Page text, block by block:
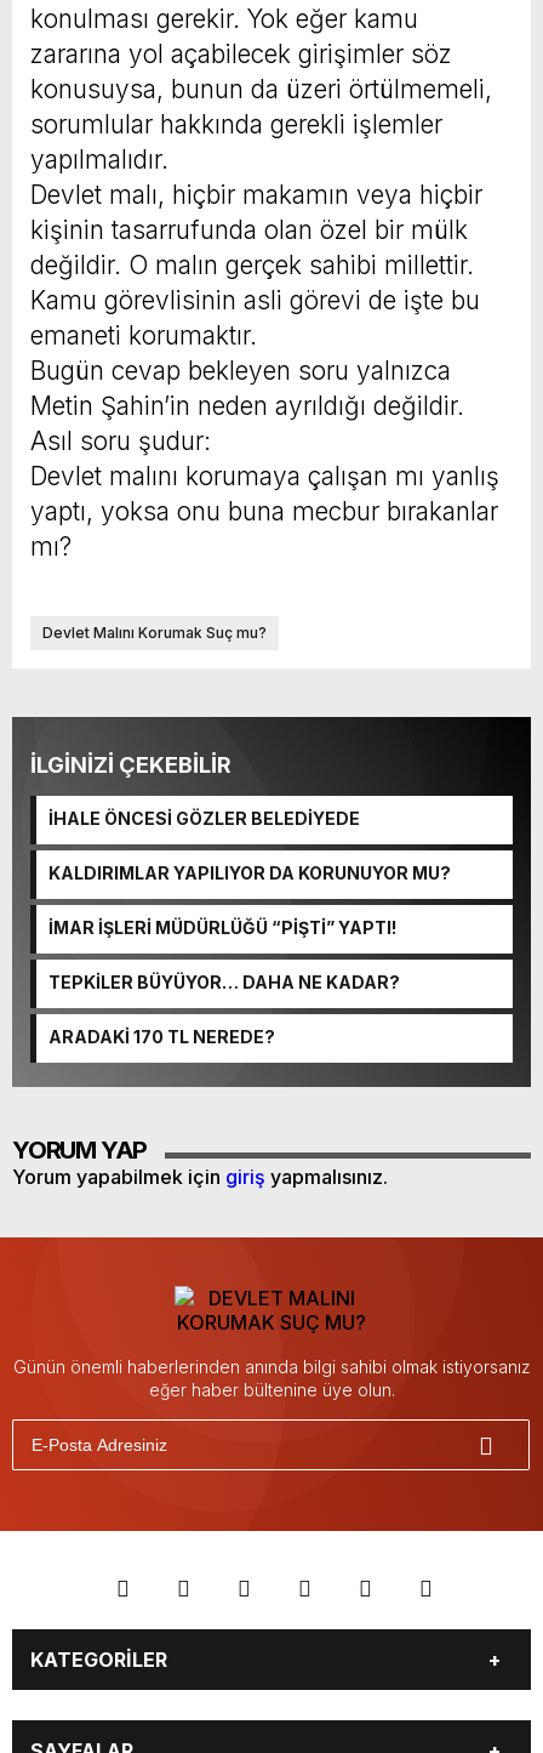
konulması gerekir. Yok eğer kamu
zararına yol açabilecek girişimler söz
konusuysa, bunun da üzeri örtülmemeli,
sorumlular hakkında gerekli işlemler
yapılmalıdır.
Devlet malı, hiçbir makamın veya hiçbir
kişinin tasarrufunda olan özel bir mülk
değildir. O malın gerçek sahibi millettir.
Kamu görevlisinin asli görevi de işte bu
emaneti korumaktır.
Bugün cevap bekleyen soru yalnızca
Metin Şahin’in neden ayrıldığı değildir.
Asıl soru şudur:
Devlet malını korumaya çalışan mı yanlış
yaptı, yoksa onu buna mecbur bırakanlar
mı?
Devlet Malını Korumak Suç mu?
İLGİNİZİ ÇEKEBİLİR
İHALE ÖNCESİ GÖZLER BELEDİYEDE
KALDIRIMLAR YAPILIYOR DA KORUNUYOR MU?
İMAR İŞLERİ MÜDÜRLÜĞÜ “PİŞTİ” YAPTI!
TEPKİLER BÜYÜYOR… DAHA NE KADAR?
ARADAKİ 170 TL NEREDE?
YORUM YAP
Yorum yapabilmek için giriş yapmalısınız.
Günün önemli haberlerinden anında bilgi sahibi olmak istiyorsanız
eğer haber bültenine üye olun.
KATEGORİLER
BİYOGRAFİLER
DÜNYA